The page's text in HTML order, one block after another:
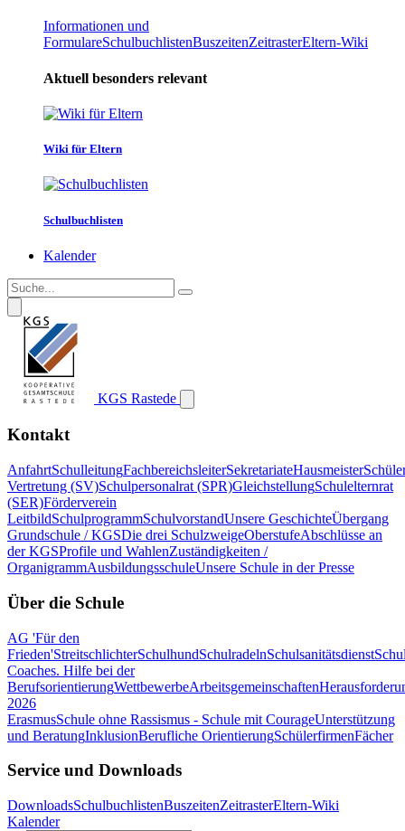
Informationen und
FormulareSchulbuchlistenBuszeitenZeitrasterEltern-Wiki
Aktuell besonders relevant
Wiki für Eltern
Schulbuchlisten
Kalender
KGS Rastede
Kontakt
AnfahrtSchulleitungFachbereichsleiterSekretariateHausmeister
Vertretung (SV)Schulpersonalrat (SPR)GleichstellungSchulelternrat
(SER)Förderverein
LeitbildSchulprogrammSchulvorstandUnsere GeschichteÜbergang
Grundschule / KGSDie drei SchulzweigeOberstufeAbschlüsse an
der KGSProfile und WahlenZuständigkeiten /
OrganigrammAusbildungsschuleUnsere Schule in der Presse
Über die Schule
AG 'Für den
Frieden'StreitschlichterSchulhundSchulradelnSchulsanitätsdienst
Coaches. Hilfe bei der
BerufsorientierungWettbewerbeArbeitsgemeinschaften
2026
ErasmusSchule ohne Rassismus - Schule mit CourageUnterstützung
und BeratungInklusionBerufliche OrientierungSchülerfirmenFächer
Service und Downloads
DownloadsSchulbuchlistenBuszeitenZeitrasterEltern-Wiki
Kalender